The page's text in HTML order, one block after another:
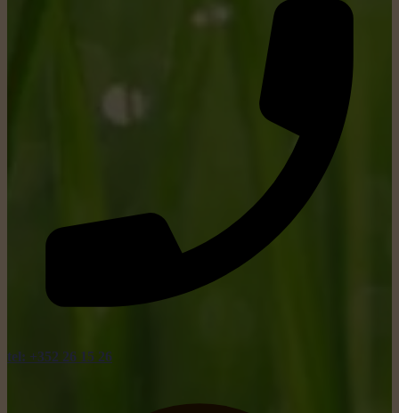
tel: +352 26 15 26